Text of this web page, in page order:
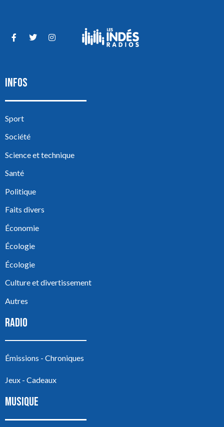
INFOS
Sport
Société
Science et technique
Santé
Politique
Faits divers
Économie
Écologie
Écologie
Culture et divertissement
Autres
RADIO
Émissions - Chroniques
Jeux - Cadeaux
MUSIQUE